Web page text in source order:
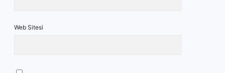
Web Sitesi